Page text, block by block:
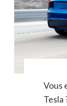
Vous
Tesla